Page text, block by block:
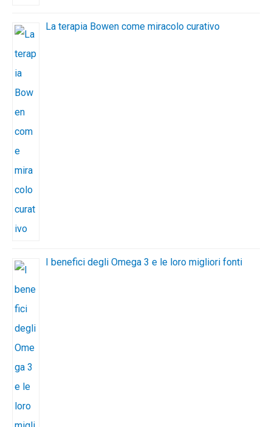
La terapia Bowen come miracolo curativo
I benefici degli Omega 3 e le loro migliori fonti